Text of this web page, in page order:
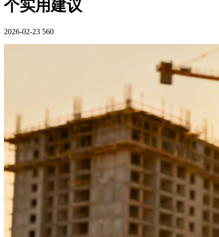
个实用建议
2026-02-23 560